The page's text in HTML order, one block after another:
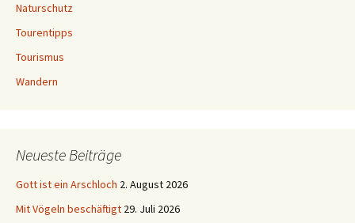
Naturschutz
Tourentipps
Tourismus
Wandern
Neueste Beiträge
Gott ist ein Arschloch 2. August 2026
Mit Vögeln beschäftigt 29. Juli 2026